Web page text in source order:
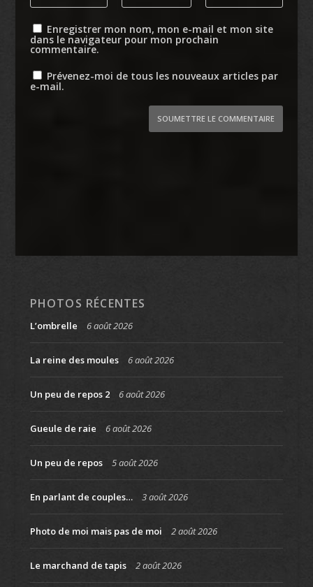
Enregistrer mon nom, mon e-mail et mon site
dans le navigateur pour mon prochain
commentaire.
Prévenez-moi de tous les nouveaux articles par
e-mail.
SOUMETTRE LE COMMENTAIRE
PHOTOS RÉCENTES
L’ombrelle 6 août 2026
La reine des moules 6 août 2026
Un peu de repos 2 6 août 2026
Gueule de raie 6 août 2026
Un peu de repos 5 août 2026
En parlant de couples… 3 août 2026
Photo de moi mais pas de moi 2 août 2026
Le marchand de tapis 2 août 2026